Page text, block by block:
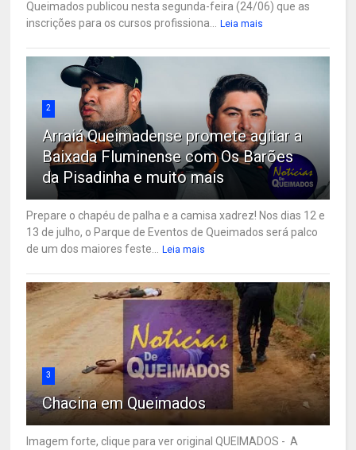
Queimados publicou nesta segunda-feira (24/06) que as
inscrições para os cursos profissiona... Leia mais
2
Arraiá Queimadense promete agitar a
Baixada Fluminense com Os Barões
da Pisadinha e muito mais
Prepare o chapéu de palha e a camisa xadrez! Nos dias 12 e
13 de julho, o Parque de Eventos de Queimados será palco
de um dos maiores feste... Leia mais
3
Chacina em Queimados
Imagem forte, clique para ver original QUEIMADOS - A